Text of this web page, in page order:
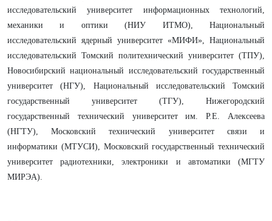
исследовательский университет информационных технологий,
механики и оптики (НИУ ИТМО), Национальный
исследовательский ядерный университет «МИФИ», Национальный
исследовательский Томский политехнический университет (ТПУ),
Новосибирский национальный исследовательский государственный
университет (НГУ), Национальный исследовательский Томский
государственный университет (ТГУ), Нижегородский
государственный технический университет им. Р.Е. Алексеева
(НГТУ), Московский технический университет связи и
информатики (МТУСИ), Московский государственный технический
университет радиотехники, электроники и автоматики (МГТУ
МИРЭА).